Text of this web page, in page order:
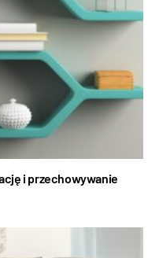
i przechowywanie